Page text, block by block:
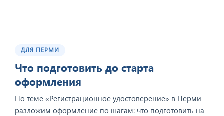
ДЛЯ ПЕРМИ
Что подготовить до старта
оформления
По теме «Регистрационное удостоверение» в Перми
разложим оформление по шагам: что подготовить на